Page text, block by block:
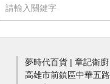
夢時代百貨 | 章記衛廚
高雄市前鎮區中華五路